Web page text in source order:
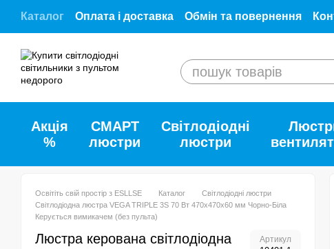
Перейти до основного контенту
Каталог Оплата і доставка Обмін та повернення
Відгуки про ESLLSE.SHOP
Співпраця з ESLLSE
Договір публічної оферти
Акція
%
СМАРТ
люстри
Світлодіодні
люстри
Освітіть свій простір з ESLLSE Каталог
Світлодіодні люстри
Світлодіодна люстра VEGA TRIPLE 3S 70 Вт 470х470х60 мм Чорно-Біла
Керується вимикачем (без пульта)
Люстра керована світлодіодна
Артикул